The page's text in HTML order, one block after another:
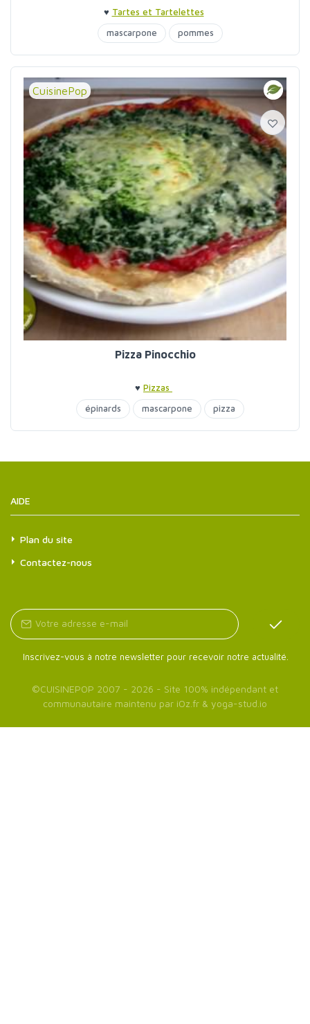
♥ Tartes et Tartelettes
mascarpone
pommes
CuisinePop
Pizza Pinocchio
♥ Pizzas
épinards
mascarpone pizza
AIDE
Plan du site
Contactez-nous
Inscrivez-vous à notre newsletter pour recevoir notre actualité.
©CUISINEPOP 2007 - 2026 - Site 100% indépendant et
communautaire maintenu par iOz.fr & yoga-stud.io